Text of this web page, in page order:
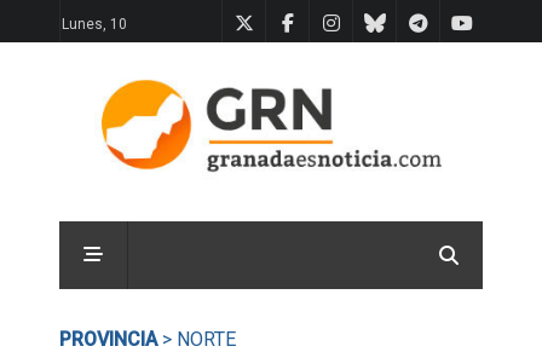
Lunes, 10
PROVINCIA> NORTE